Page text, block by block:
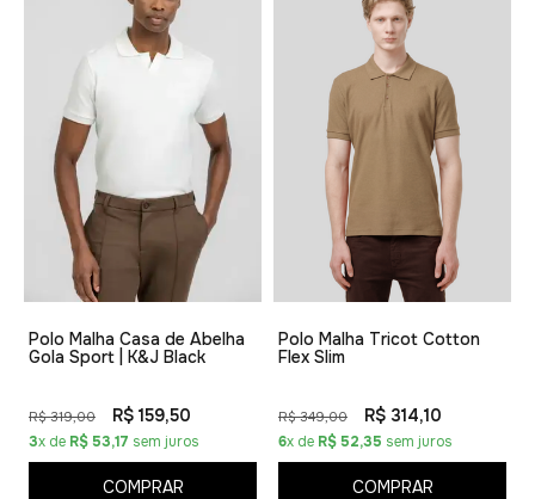
Polo Malha Casa de Abelha
Gola Sport | K&J Black
R$ 319,00 R$ 159,50
3x de R$ 53,17 sem juros
COMPRAR
Polo Malha Tricot Cotton
Flex Slim
R$ 349,00 R$ 314,10
6x de R$ 52,35 sem juros
COMPRAR